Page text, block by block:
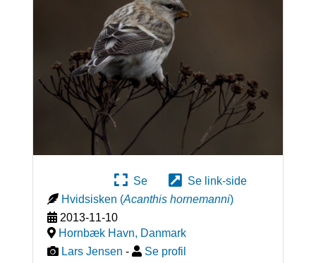
Se
Se link-side
Hvidsisken (Acanthis hornemanni)
2013-11-10
Hornbæk Havn, Danmark
Lars Jensen - Se profil